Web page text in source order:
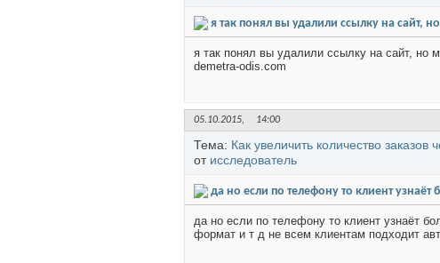
я так понял вы удалили ссылку на сайт,
я так понял вы удалили ссылку на сайт, но
demetra-odis.com
05.10.2015, 14:00
Тема: Как увеличить количество заказов
от исследователь
да но если по телефону то клиент узнаёт
да но если по телефону то клиент узнаёт
формат и т д не всем клиентам подходит